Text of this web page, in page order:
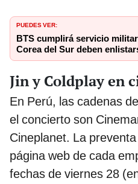
PUEDES VER:
BTS cumplirá servicio
Corea del Sur deben
Jin y Coldplay en
En Perú, las cadenas
el concierto son
Cineplanet. La
página web de cada
fechas de viernes 28